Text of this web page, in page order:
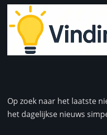
Op zoek naar het laatste
het dagelijkse nieuws